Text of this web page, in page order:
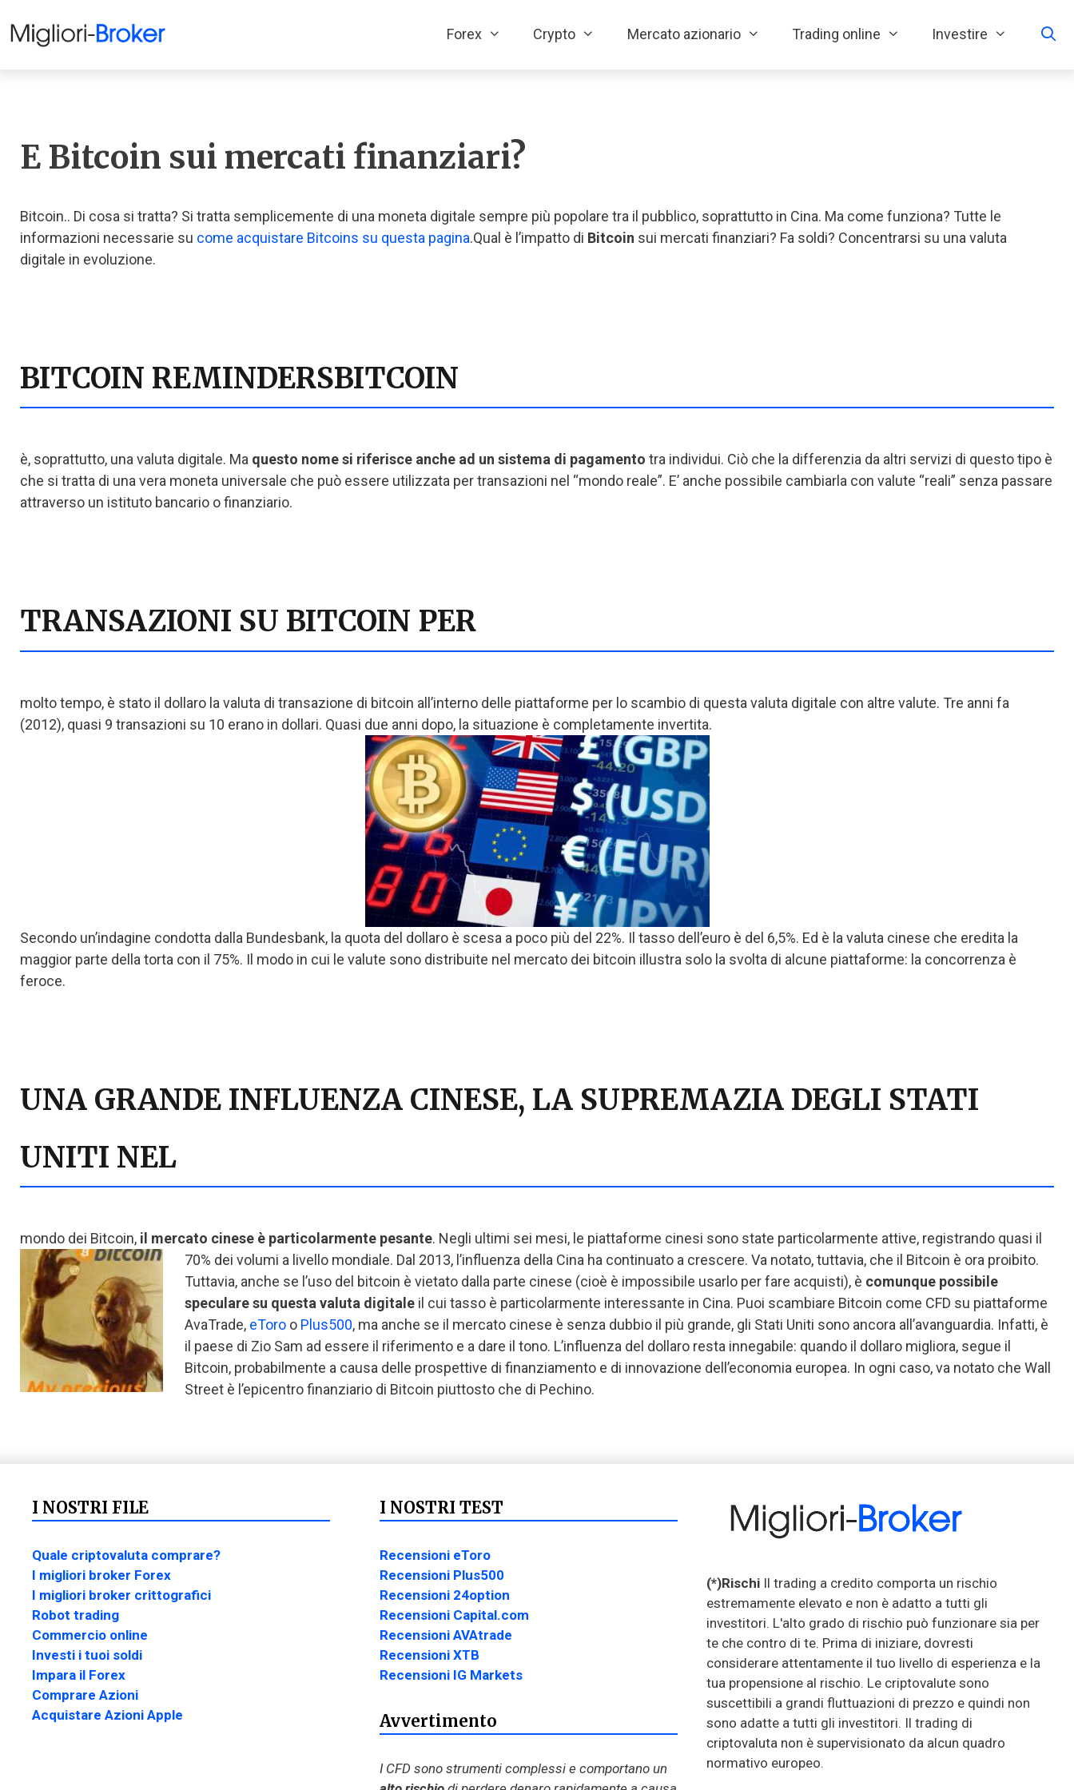
Forex Crypto Mercato azionario Trading online Investire
E Bitcoin sui mercati finanziari?
Bitcoin.. Di cosa si tratta? Si tratta semplicemente di una moneta digitale sempre più popolare tra il pubblico, soprattutto in Cina. Ma come funziona? Tutte le
informazioni necessarie su come acquistare Bitcoins su questa pagina.Qual è l’impatto di Bitcoin sui mercati finanziari? Fa soldi? Concentrarsi su una valuta
digitale in evoluzione.
BITCOIN REMINDERSBITCOIN
è, soprattutto, una valuta digitale. Ma questo nome si riferisce anche ad un sistema di pagamento tra individui. Ciò che la differenzia da altri servizi di questo tipo è
che si tratta di una vera moneta universale che può essere utilizzata per transazioni nel “mondo reale”. E’ anche possibile cambiarla con valute “reali” senza passare
attraverso un istituto bancario o finanziario.
TRANSAZIONI SU BITCOIN PER
molto tempo, è stato il dollaro la valuta di transazione di bitcoin all’interno delle piattaforme per lo scambio di questa valuta digitale con altre valute. Tre anni fa
(2012), quasi 9 transazioni su 10 erano in dollari. Quasi due anni dopo, la situazione è completamente invertita.
Secondo un’indagine condotta dalla Bundesbank, la quota del dollaro è scesa a poco più del 22%. Il tasso dell’euro è del 6,5%. Ed è la valuta cinese che eredita la
maggior parte della torta con il 75%. Il modo in cui le valute sono distribuite nel mercato dei bitcoin illustra solo la svolta di alcune piattaforme: la concorrenza è
feroce.
UNA GRANDE INFLUENZA CINESE, LA SUPREMAZIA DEGLI STATI
UNITI NEL
mondo dei Bitcoin, il mercato cinese è particolarmente pesante. Negli ultimi sei mesi, le piattaforme cinesi sono state particolarmente attive, registrando quasi il
70% dei volumi a livello mondiale. Dal 2013, l’influenza della Cina ha continuato a crescere. Va notato, tuttavia, che il Bitcoin è ora proibito.
Tuttavia, anche se l’uso del bitcoin è vietato dalla parte cinese (cioè è impossibile usarlo per fare acquisti), è comunque possibile
speculare su questa valuta digitale il cui tasso è particolarmente interessante in Cina. Puoi scambiare Bitcoin come CFD su piattaforme
AvaTrade, eToro o Plus500, ma anche se il mercato cinese è senza dubbio il più grande, gli Stati Uniti sono ancora all’avanguardia. Infatti, è
il paese di Zio Sam ad essere il riferimento e a dare il tono. L’influenza del dollaro resta innegabile: quando il dollaro migliora, segue il
Bitcoin, probabilmente a causa delle prospettive di finanziamento e di innovazione dell’economia europea. In ogni caso, va notato che Wall
Street è l’epicentro finanziario di Bitcoin piuttosto che di Pechino.
I NOSTRI FILE
Quale criptovaluta comprare?
I migliori broker Forex
I migliori broker crittografici
Robot trading
Commercio online
Investi i tuoi soldi
Impara il Forex
Comprare Azioni
Acquistare Azioni Apple
I NOSTRI TEST
Recensioni eToro
Recensioni Plus500
Recensioni 24option
Recensioni Capital.com
Recensioni AVAtrade
Recensioni XTB
Recensioni IG Markets
Avvertimento
I CFD sono strumenti complessi e comportano un
(*)Rischi Il trading a credito comporta un rischio
estremamente elevato e non è adatto a tutti gli
investitori. L'alto grado di rischio può funzionare sia per
te che contro di te. Prima di iniziare, dovresti
considerare attentamente il tuo livello di esperienza e la
tua propensione al rischio. Le criptovalute sono
suscettibili a grandi fluttuazioni di prezzo e quindi non
sono adatte a tutti gli investitori. Il trading di
criptovaluta non è supervisionato da alcun quadro
normativo europeo.